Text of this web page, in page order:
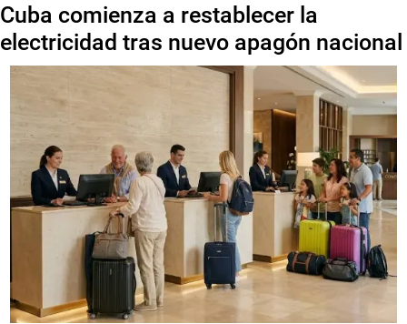
Cuba comienza a restablecer la
electricidad tras nuevo apagón nacional